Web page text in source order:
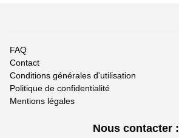
FAQ
Contact
Conditions générales d'utilisation
Politique de confidentialité
Mentions légales
Nous contacter :